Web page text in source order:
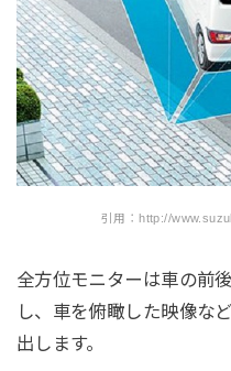
引用：http://
全方位モニターは車の前
し、車を俯瞰した映像な
出します。